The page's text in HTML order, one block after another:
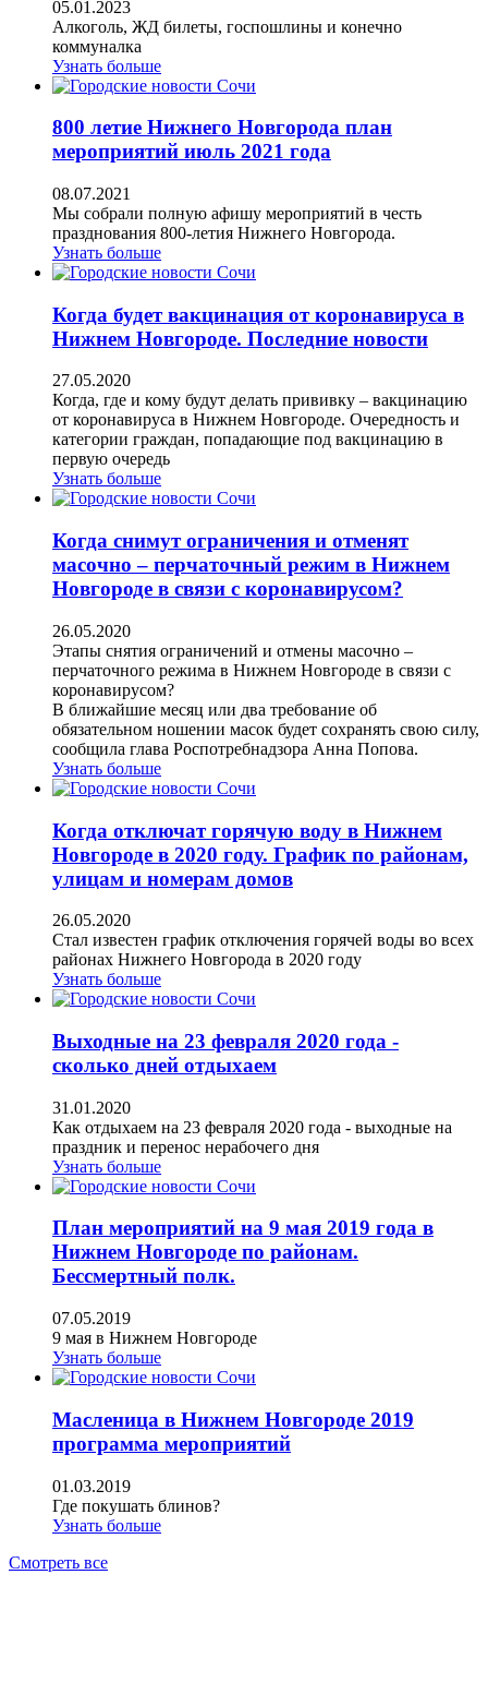
05.01.2023
Алкоголь, ЖД билеты, госпошлины и конечно
коммуналка
Узнать больше
800 летие Нижнего Новгорода план
мероприятий июль 2021 года
08.07.2021
Мы собрали полную афишу мероприятий в честь
празднования 800-летия Нижнего Новгорода.
Узнать больше
Когда будет вакцинация от коронавируса в
Нижнем Новгороде. Последние новости
27.05.2020
Когда, где и кому будут делать прививку – вакцинацию
от коронавируса в Нижнем Новгороде. Очередность и
категории граждан, попадающие под вакцинацию в
первую очередь
Узнать больше
Когда снимут ограничения и отменят
масочно – перчаточный режим в Нижнем
Новгороде в связи с коронавирусом?
26.05.2020
Этапы снятия ограничений и отмены масочно –
перчаточного режима в Нижнем Новгороде в связи с
коронавирусом?
В ближайшие месяц или два требование об
обязательном ношении масок будет сохранять свою силу,
сообщила глава Роспотребнадзора Анна Попова.
Узнать больше
Когда отключат горячую воду в Нижнем
Новгороде в 2020 году. График по районам,
улицам и номерам домов
26.05.2020
Стал известен график отключения горячей воды во всех
районах Нижнего Новгорода в 2020 году
Узнать больше
Выходные на 23 февраля 2020 года -
сколько дней отдыхаем
31.01.2020
Как отдыхаем на 23 февраля 2020 года - выходные на
праздник и перенос нерабочего дня
Узнать больше
План мероприятий на 9 мая 2019 года в
Нижнем Новгороде по районам.
Бессмертный полк.
07.05.2019
9 мая в Нижнем Новгороде
Узнать больше
Масленица в Нижнем Новгороде 2019
программа мероприятий
01.03.2019
Где покушать блинов?
Узнать больше
Смотреть все